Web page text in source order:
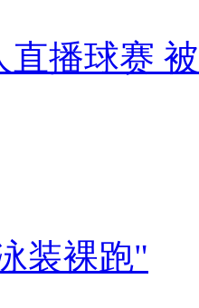
直播球赛
装裸跑"